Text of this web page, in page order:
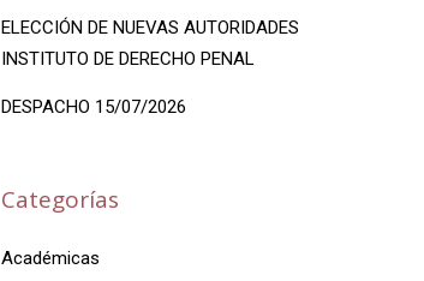
ELECCIÓN DE NUEVAS AUTORIDADES
INSTITUTO DE DERECHO PENAL
DESPACHO 15/07/2026
Categorías
Académicas